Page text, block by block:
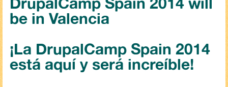
be in Valencia
¡La DrupalCamp Spain 2014
está aquí y será increíble!